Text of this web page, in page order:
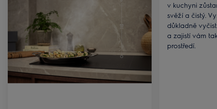
v kuchyni
svěží a čistý.
důkladně
a zajistí vám
prostředí.